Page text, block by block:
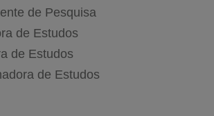
de Pesquisa
de Estudos
de Estudos
de Estudos